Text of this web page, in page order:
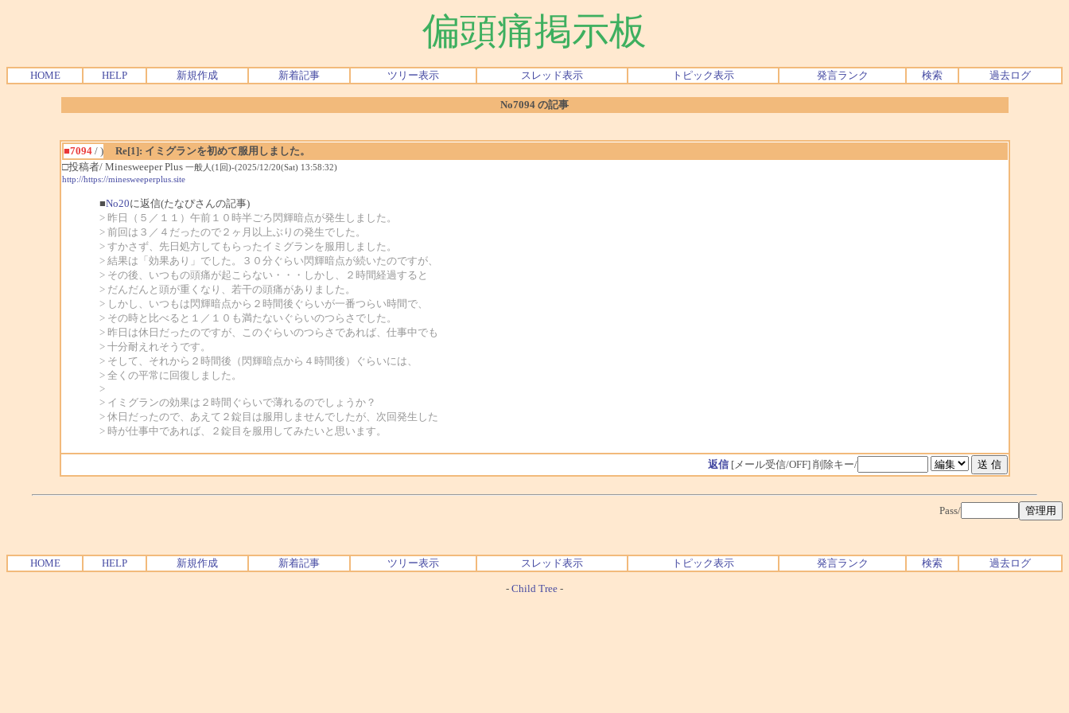
偏頭痛掲示板
HOME HELP 新規作成 新着記事 ツリー表示 スレッド表示 トピック表示 発言ランク 検索 過去ログ
No7094 の記事
■7094/ )
Re[1]: イミグランを初めて服用しました。
□投稿者/ Minesweeper Plus 一般人(1回)-(2025/12/20(Sat) 13:58:32)
http://https://minesweeperplus.site
■No20に返信(たなぴさんの記事)
> 昨日（５／１１）午前１０時半ごろ閃輝暗点が発生しました。
> 前回は３／４だったので２ヶ月以上ぶりの発生でした。
> すかさず、先日処方してもらったイミグランを服用しました。
> 結果は「効果あり」でした。３０分ぐらい閃輝暗点が続いたのですが、
> その後、いつもの頭痛が起こらない・・・しかし、２時間経過すると
> だんだんと頭が重くなり、若干の頭痛がありました。
> しかし、いつもは閃輝暗点から２時間後ぐらいが一番つらい時間で、
> その時と比べると１／１０も満たないぐらいのつらさでした。
> 昨日は休日だったのですが、このぐらいのつらさであれば、仕事中でも
> 十分耐えれそうです。
> そして、それから２時間後（閃輝暗点から４時間後）ぐらいには、
> 全くの平常に回復しました。
>
> イミグランの効果は２時間ぐらいで薄れるのでしょうか？
> 休日だったので、あえて２錠目は服用しませんでしたが、次回発生した
> 時が仕事中であれば、２錠目を服用してみたいと思います。
返信[メール受信/OFF] 削除キー/
Pass/
HOME HELP 新規作成 新着記事 ツリー表示 スレッド表示 トピック表示 発言ランク 検索 過去ログ
- Child Tree -